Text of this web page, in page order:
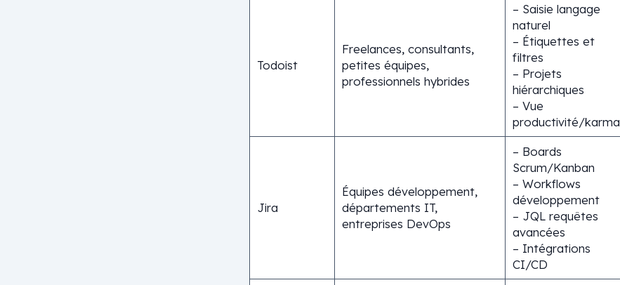
Todoist
Freelances, consultants,
petites équipes,
professionnels hybrides
– Saisie langage
naturel
– Étiquettes et
filtres
– Projets
hiérarchiques
– Vue
productivité/karma
Jira
Équipes développement,
départements IT,
entreprises DevOps
– Boards
Scrum/Kanban
– Workflows
développement
– JQL requêtes
avancées
– Intégrations
CI/CD